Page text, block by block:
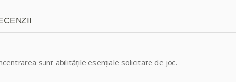
sunt abilitățile esențiale solicitate de joc.